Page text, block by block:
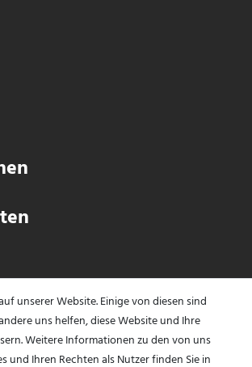
unserer Website. Einige von diesen sind
uns helfen, diese Website und Ihre
Weitere Informationen zu den von uns
und Ihren Rechten als Nutzer finden Sie in